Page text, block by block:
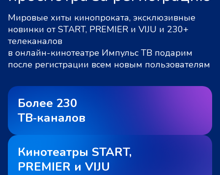
Мировые хиты кинопроката, эксклюзивные
новинки от START, PREMIER и VIJU и 230+
телеканалов
в онлайн-кинотеатре Импульс ТВ подарим
после регистрации всем новым пользователям
Более 230
ТВ‑каналов
Кинотеатры START,
PREMIER и VIJU